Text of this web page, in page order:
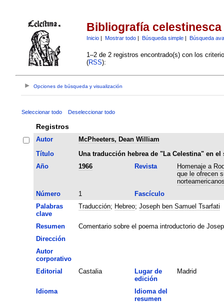
Bibliografía celestinesca
Inicio| Mostrar todo| Búsqueda simple| Búsqueda
1–2 de 2 registros encontrado(s) con los
(RSS):
Opciones de búsqueda y visualización
Seleccionar todo Deseleccionar todo
Registros
Autor
McPheeters, Dean William
Título
Una traducción hebrea de "La Celestina" en el
Año
1966 Revista
Homenaje a
que le ofrecen
Número
1
Fascículo
Palabras
clave
Traducción; Hebreo; Joseph ben Samuel Tsarfati
Resumen
Comentario sobre el poema introductorio de
Dirección
Autor
corporativo
Editorial
Castalia
Lugar de
edición
Madrid
Idioma
Idioma del
resumen